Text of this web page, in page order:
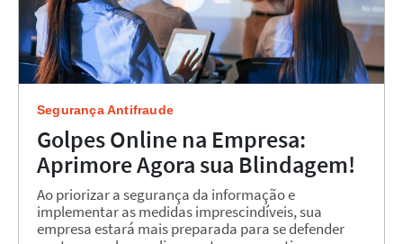
Segurança Antifraude
Golpes Online na Empresa:
Aprimore Agora sua Blindagem!
Ao priorizar a segurança da informação e
implementar as medidas imprescindíveis, sua
empresa estará mais preparada para se defender